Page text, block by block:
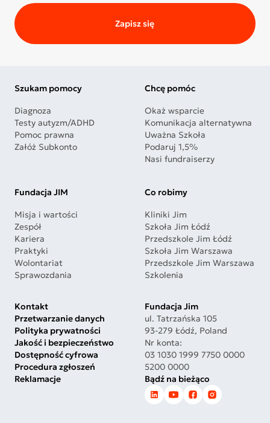
Zapisz się
Szukam pomocy
Diagnoza
Testy autyzm/ADHD
Pomoc prawna
Załóż Subkonto
Chcę pomóc
Okaż wsparcie
Komunikacja alternatywna
Uważna Szkoła
Podaruj 1,5%
Nasi fundraiserzy
Fundacja JIM
Misja i wartości
Zespół
Kariera
Praktyki
Wolontariat
Sprawozdania
Co robimy
Kliniki Jim
Szkoła Jim Łódź
Przedszkole Jim Łódź
Szkoła Jim Warszawa
Przedszkole Jim Warszawa
Szkolenia
Kontakt
Przetwarzanie danych
Polityka prywatności
Jakość i bezpieczeństwo
Dostępność cyfrowa
Procedura zgłoszeń
Reklamacje
Fundacja Jim
ul. Tatrzańska 105
93-279 Łódź, Poland
Nr konta:
03 1030 1999 7750 0000
5200 0000
Bądź na bieżąco